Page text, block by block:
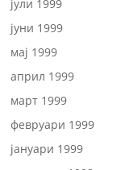
јули 1999
јуни 1999
мај 1999
април 1999
март 1999
февруари 1999
јануари 1999